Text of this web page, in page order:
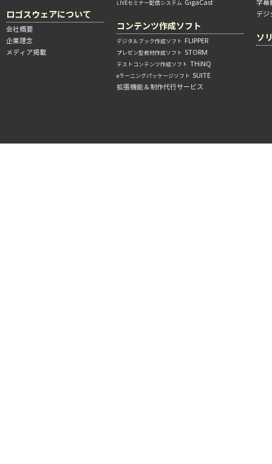
ロゴスウェアについて
会社概要
企業理念
メディア掲載
LIVEセミナー配信システム GigaCast
コンテンツ作成ソフト
デジタルブック作成ソフト FLIPPER
プレゼン型教材作成ソフト STORM
テストコンテンツ作成ソフト THiNQ
eラーニングパッケージソフト SUITE
拡張機能＆制作代行サービス
字幕
デジ
ソ